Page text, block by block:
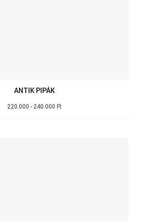
ANTIK PIPÁK
220.000 - 240.000 Ft